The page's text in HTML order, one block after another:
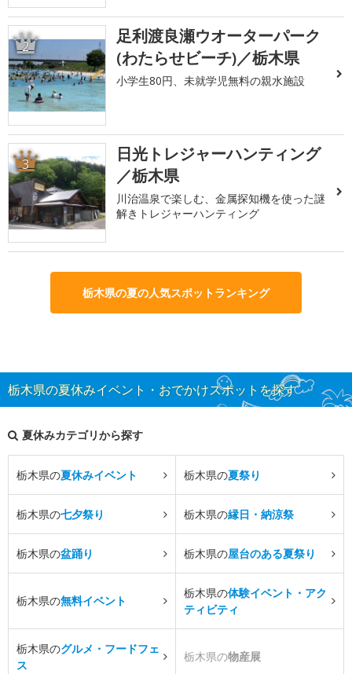
2
足利渡良瀬ウオーターパーク
(わたらせビーチ)／栃木県
小学生80円、未就学児無料の親水施設
3
日光トレジャーハンティング
／栃木県
川治温泉で楽しむ、金属探知機を使った謎
解きトレジャーハンティング
栃木県の夏の人気スポットランキング
栃木県の夏休みイベント・おでかけスポットを探す
夏休みカテゴリから探す
栃木県の夏休みイベント 栃木県の夏祭り
栃木県の七夕祭り 栃木県の縁日・納涼祭
栃木県の盆踊り 栃木県の屋台のある夏祭り
栃木県の無料イベント
栃木県の体験イベント・アク
ティビティ
栃木県のグルメ・フードフェ
ス
栃木県の物産展